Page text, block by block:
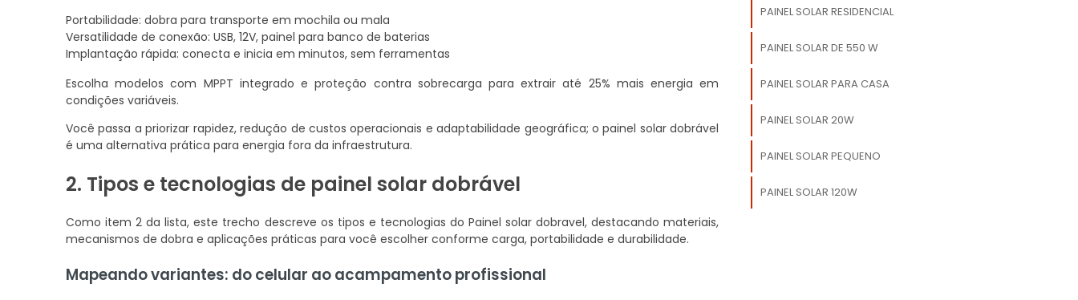
Portabilidade: dobra para transporte em mochila ou mala
Versatilidade de conexão: USB, 12V, painel para banco de baterias
Implantação rápida: conecta e inicia em minutos, sem ferramentas
Escolha modelos com MPPT integrado e proteção contra sobrecarga para extrair até 25% mais energia em
condições variáveis.
Você passa a priorizar rapidez, redução de custos operacionais e adaptabilidade geográfica; o painel solar dobrável
é uma alternativa prática para energia fora da infraestrutura.
2. Tipos e tecnologias de painel solar dobrável
Como item 2 da lista, este trecho descreve os tipos e tecnologias do Painel solar dobravel, destacando materiais,
mecanismos de dobra e aplicações práticas para você escolher conforme carga, portabilidade e durabilidade.
Mapeando variantes: do celular ao acampamento profissional
PAINEL SOLAR RESIDENCIAL
PAINEL SOLAR DE 550 W
PAINEL SOLAR PARA CASA
PAINEL SOLAR 20W
PAINEL SOLAR PEQUENO
PAINEL SOLAR 120W